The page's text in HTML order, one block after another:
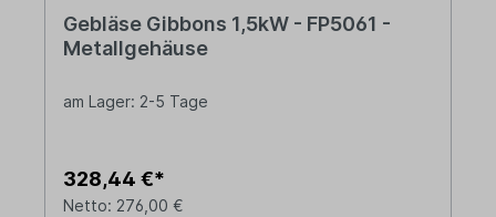
Gebläse Gibbons 1,5kW - FP5061 -
Metallgehäuse
am Lager: 2-5 Tage
328,44 €*
Netto: 276,00 €